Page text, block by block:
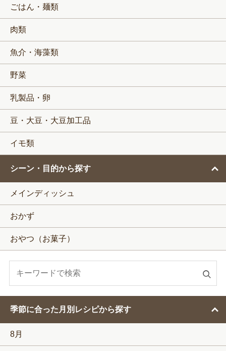
ごはん・麺類
肉類
魚介・海藻類
野菜
乳製品・卵
豆・大豆・大豆加工品
イモ類
シーン・目的から探す
メインディッシュ
おかず
おやつ（お菓子）
索
季節に合った月別レシピから探す
8月